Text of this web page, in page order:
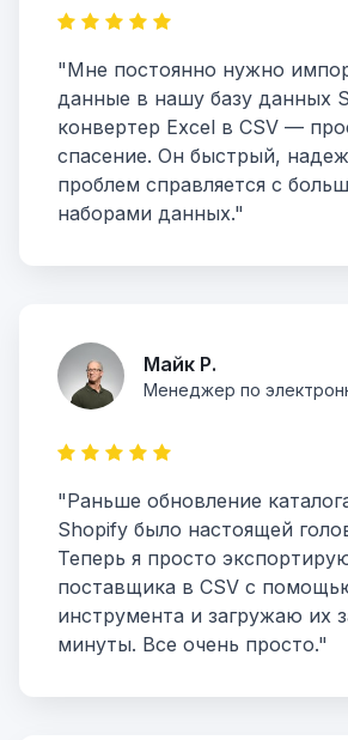
"Мне постоянно нужно
данные в нашу базу данных
конвертер Excel в CSV —
спасение. Он быстрый,
проблем справляется с
наборами данных."
Майк Р.
Менеджер по
"Раньше обновление
Shopify было настоящей
Теперь я просто
поставщика в CSV с
инструмента и загружаю их
минуты. Все очень просто."